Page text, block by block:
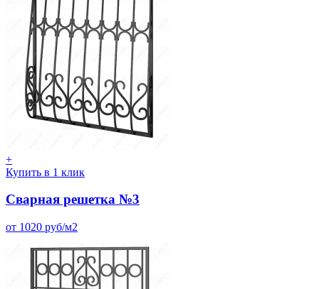
+
Купить в 1 клик
Сварная решетка №3
от 1020 руб/м2